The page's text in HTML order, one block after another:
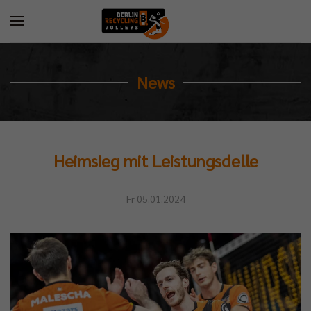
News
Heimsieg mit Leistungsdelle
Fr 05.01.2024